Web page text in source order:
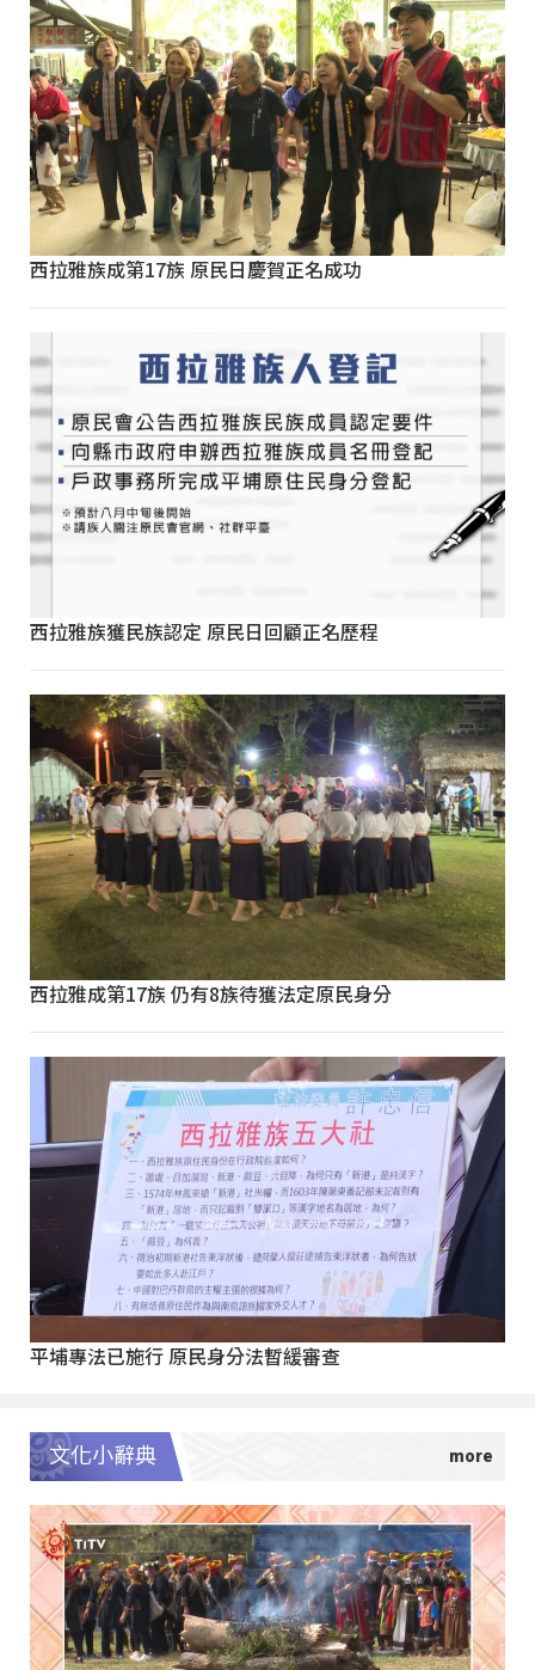
西拉雅族成第17族 原民日慶賀正名成功
西拉雅族獲民族認定 原民日回顧正名歷程
西拉雅成第17族 仍有8族待獲法定原民身分
平埔專法已施行 原民身分法暫緩審查
文化小辭典